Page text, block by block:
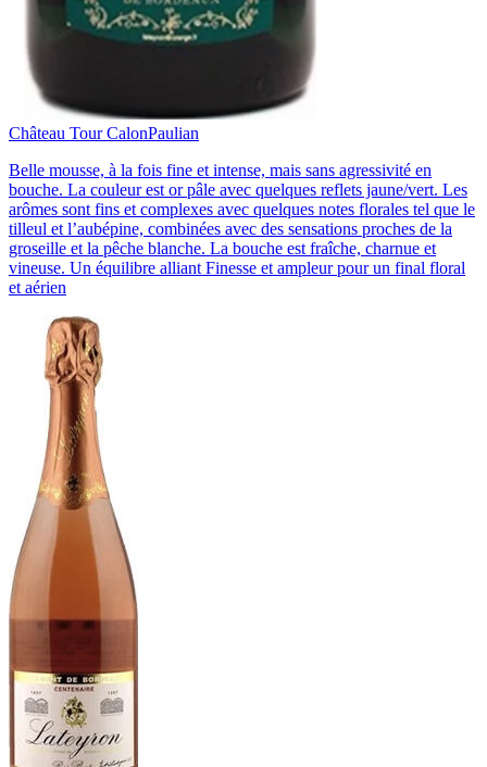
Château Tour CalonPaulian
Belle mousse, à la fois fine et intense, mais sans agressivité en
bouche. La couleur est or pâle avec quelques reflets jaune/vert. Les
arômes sont fins et complexes avec quelques notes florales tel que le
tilleul et l’aubépine, combinées avec des sensations proches de la
groseille et la pêche blanche. La bouche est fraîche, charnue et
vineuse. Un équilibre alliant Finesse et ampleur pour un final floral
et aérien